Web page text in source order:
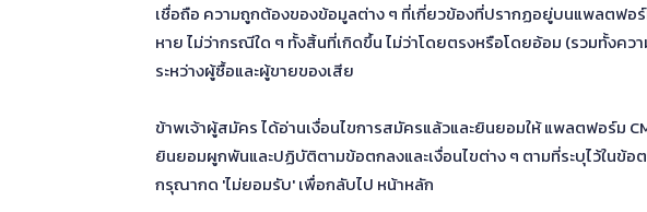
เชื่อถือ ความถูกต้องของข้อมูลต่าง ๆ ที่เกี่ยวข้องที่ปรากฏอยู่บนแพลตฟอ
หาย ไม่ว่ากรณีใด ๆ ทั้งสิ้นที่เกิดขึ้น ไม่ว่าโดยตรงหรือโดยอ้อม (รวมทั้งค
ระหว่างผู้ซื้อและผู้ขายของเสีย
ข้าพเจ้าผู้สมัคร ได้อ่านเงื่อนไขการสมัครแล้วและยินยอมให้ แพลตฟอร์ม
ยินยอมผูกพันและปฏิบัติตามข้อตกลงและเงื่อนไขต่าง ๆ ตามที่ระบุไว้ในข้
กรุณากด 'ไม่ยอมรับ' เพื่อกลับไป หน้าหลัก